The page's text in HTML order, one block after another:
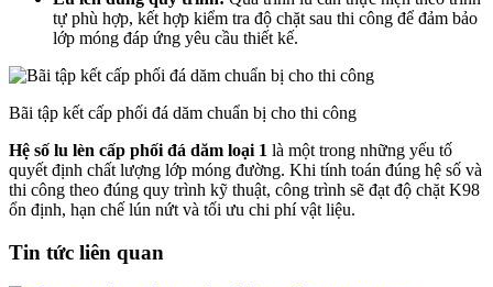
tự phù hợp, kết hợp kiểm tra độ chặt sau thi công để đảm bảo
lớp móng đáp ứng yêu cầu thiết kế.
Bãi tập kết cấp phối đá dăm chuẩn bị cho thi công
Hệ số lu lèn cấp phối đá dăm loại 1 là một trong những yếu tố
quyết định chất lượng lớp móng đường. Khi tính toán đúng hệ số và
thi công theo đúng quy trình kỹ thuật, công trình sẽ đạt độ chặt K98
ổn định, hạn chế lún nứt và tối ưu chi phí vật liệu.
Tin tức liên quan